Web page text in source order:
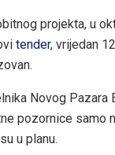
projekta, u
tender, vrijedan
Novog Pazara
pozornice samo
u planu.